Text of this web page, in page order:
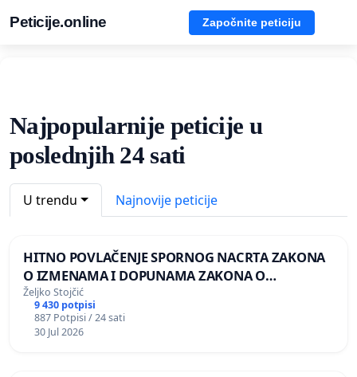
Peticije.online Započnite peticiju
Najpopularnije peticije u
poslednjih 24 sati
U trendu Najnovije peticije
HITNO POVLAČENJE SPORNOG NACRTA ZAKONA
O IZMENAMA I DOPUNAMA ZAKONA O
DOBROBITI ŽIVOTINJA
Željko Stojčić
9 430 potpisi
887 Potpisi / 24 sati
30 Jul 2026